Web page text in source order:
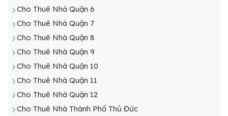
Cho Thuê Nhà Quận 6
Cho Thuê Nhà Quận 7
Cho Thuê Nhà Quận 8
Cho Thuê Nhà Quận 9
Cho Thuê Nhà Quận 10
Cho Thuê Nhà Quận 11
Cho Thuê Nhà Quận 12
Cho Thuê Nhà Thành Phố Thủ Đức